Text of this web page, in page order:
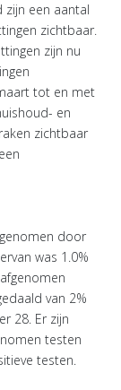
zijn een aantal
zichtbaar.
zijn nu
tot en met
en
zichtbaar
door
was 1.0%
van 2%
28. Er zijn
testen
testen.